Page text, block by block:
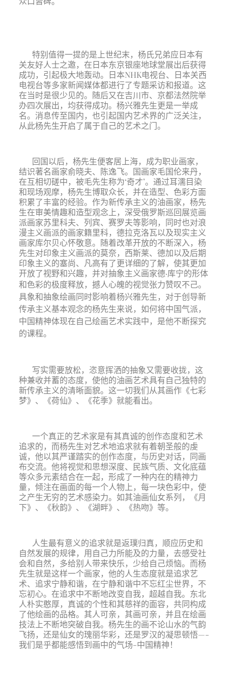
特别值得一提的是上世纪末，杨氏兄弟应日本有
关友好人士之邀，在日本东京银座地球堂展出后获得
成功，引起极大地轰动。日本NHK电视台、日本关西
电视台等多家新闻媒体都进行了专题采访和报道。这
在当时是很少见的。随后又在吉川市、京都法然院举
办四次展出，均获得成功。杨兴雅先生更是一举成
名。消息传至国内，也引起国内艺术界的广泛关注，
从此杨先生开启了属于自己的艺术之门。
回国以后，杨先生便客居上海，成为职业画家，
结识著名画家俞晓夫、陈逸飞。国画家毛国伦来丹，
在互相切磋中，被毛先生称为‘奇才’。通过耳濡目染
和现场观摩，杨先生博取众长，并在造型、色彩方面
积累了丰富的经验。作为新传承主义的油画家，杨先
生在审美情趣和造型观念上，深受俄罗斯巡回展览画
派画家苏里科夫、列宾、赛罗夫等影响，同时也对浪
漫主义画派的画家籍里科，德拉克洛瓦以及现实主义
画家库尔贝心怀敬意。随着改革开放的不断深入，杨
先生对印象主义画派的莫奈，西斯莱、德加以及后期
印象主义的塞尚、凡高有了更详细的了解，使其更加
开放了视野和兴趣，并对抽象主义画家德·库宁的形体
和色彩的极度释放，撼人心魄的视觉张力赞叹不己。
具象和抽象绘画同时影响着杨兴雅先生，对于创导新
传承主义基本观念的杨先生来说，如何将中国气派，
中国精神体现在自己绘画艺术实践中，是他不断探究
的课程。
写实需要放松，恣意挥洒的抽象又需要收拢，这
种兼收并蓄的态度，使他的油画艺术具有自己独特的
新传承主义的清晰面貌。这一切我们从其画作《七彩
梦》、《荷仙》、《花季》就能看出。
一个真正的艺术家是有其真诚的创作态度和艺术
追求的，而杨先生对艺术地追求就有着朝圣般的虔
诚，他以其严谨踏实的创作态度，与历史对话，同画
布交流。他将视觉和思想深度、民族气质、文化底蕴
等众多元素结合在一起，形成了一种内在的精神力
量，倾注在画面的每一个人物上，每一块色彩中，使
之产生无穷的艺术感染力。如其油画仙女系列，《月
下》、《秋韵》、《湖畔》、《热吻》等。
人生最有意义的追求就是返璞归真，顺应历史和
自然发展的规律，用自己力所能及的力量，去感受社
会和自然，多给别人带来快乐，少给自己烦恼。而杨
先生就是这样一个画家，他的人生态度就是追求艺
术、追求宁静和谐，在宁静和谐中不忘红尘世界，不
忘初心。在追求中不断地改变自我，超越自我。东北
人朴实憨厚，真诚的个性和其慈祥的面容，共同构成
了他绘画的品格。其人可亲，其画可亲，并且在绘画
技法上不断地突破自我。杨先生的画不论山水的气韵
飞扬，还是仙女的瑰丽华彩，还是罗汉的凝思顿悟—-
我们是乎都能感悟到画中的气场-中国精神！